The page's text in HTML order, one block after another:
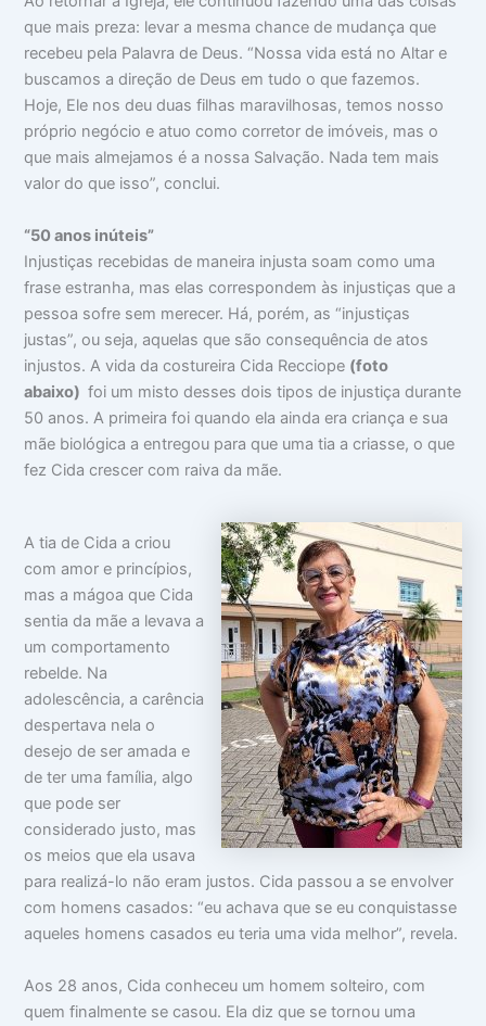
que mais preza: levar a mesma chance de mudança que
recebeu pela Palavra de Deus. “Nossa vida está no Altar e
buscamos a direção de Deus em tudo o que fazemos.
Hoje, Ele nos deu duas filhas maravilhosas, temos nosso
próprio negócio e atuo como corretor de imóveis, mas o
que mais almejamos é a nossa Salvação. Nada tem mais
valor do que isso”, conclui.
“50 anos inúteis”
Injustiças recebidas de maneira injusta soam como uma
frase estranha, mas elas correspondem às injustiças que a
pessoa sofre sem merecer. Há, porém, as “injustiças
justas”, ou seja, aquelas que são consequência de atos
injustos. A vida da costureira Cida Recciope (foto
abaixo) foi um misto desses dois tipos de injustiça durante
50 anos. A primeira foi quando ela ainda era criança e sua
mãe biológica a entregou para que uma tia a criasse, o que
fez Cida crescer com raiva da mãe.
A tia de Cida a criou
com amor e princípios,
mas a mágoa que Cida
sentia da mãe a levava a
um comportamento
rebelde. Na
adolescência, a carência
despertava nela o
desejo de ser amada e
de ter uma família, algo
que pode ser
considerado justo, mas
os meios que ela usava
para realizá-lo não eram justos. Cida passou a se envolver
com homens casados: “eu achava que se eu conquistasse
aqueles homens casados eu teria uma vida melhor”, revela.
Aos 28 anos, Cida conheceu um homem solteiro, com
quem finalmente se casou. Ela diz que se tornou uma